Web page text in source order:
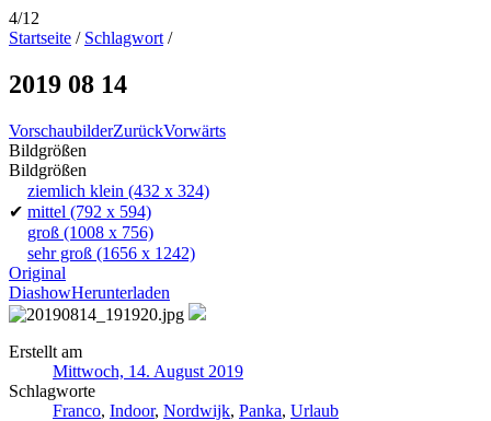
4/12
Startseite / Schlagwort /
2019 08 14
VorschaubilderZurückVorwärts
Bildgrößen
Bildgrößen
ziemlich klein (432 x 324)
✔ mittel (792 x 594)
groß (1008 x 756)
sehr groß (1656 x 1242)
Original
DiashowHerunterladen
Erstellt am
Mittwoch, 14. August 2019
Schlagworte
Franco, Indoor, Nordwijk, Panka, Urlaub